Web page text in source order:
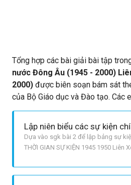
Tổng hợp các bài giải bài tập
nước Đông Âu (1945 - 2000)
2000) được biên soạn bám sát
của Bộ Giáo dục và Đào tạo. Các
Dựa vào sgk bài 2 để lập bảng sự
THỜI GIAN SỰ KIỆN 1945 1950 Liên
Sự ra đời của các nước dân chủ